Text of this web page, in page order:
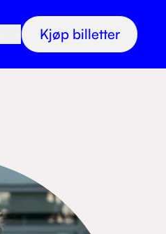
Kjøp billetter